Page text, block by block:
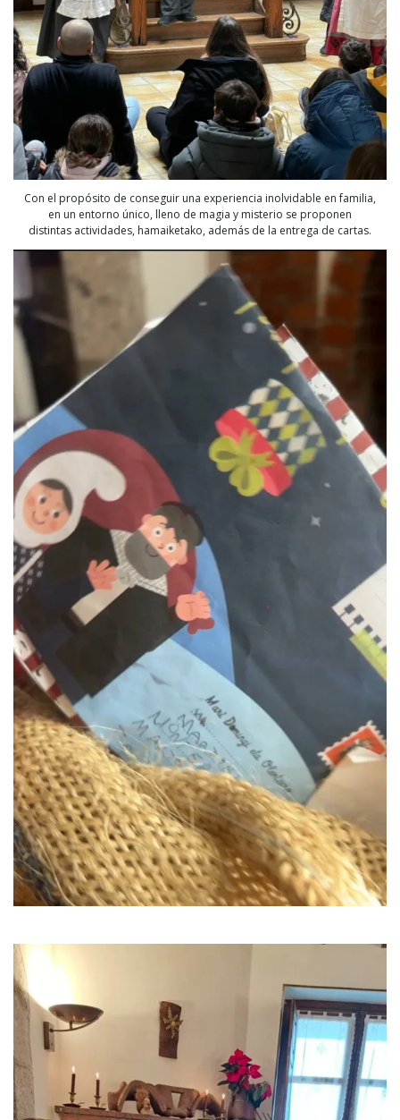
Con el propósito de conseguir una experiencia inolvidable en familia,
en un entorno único, lleno de magia y misterio se proponen
distintas actividades, hamaiketako, además de la entrega de cartas.